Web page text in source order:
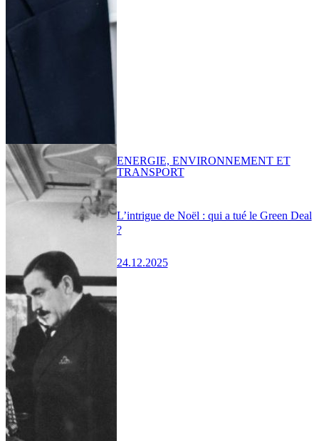
L’intrigue de Noël : qui a tué le Green Deal
?
24.12.2025
ENERGIE, ENVIRONNEMENT ET
TRANSPORT